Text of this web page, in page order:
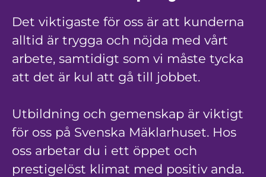
Det viktigaste för oss är att kunderna
alltid är trygga och nöjda med vårt
arbete, samtidigt som vi måste tycka
att det är kul att gå till jobbet.
Utbildning och gemenskap är viktigt
för oss på Svenska Mäklarhuset. Hos
oss arbetar du i ett öppet och
prestigelöst klimat med positiv anda.